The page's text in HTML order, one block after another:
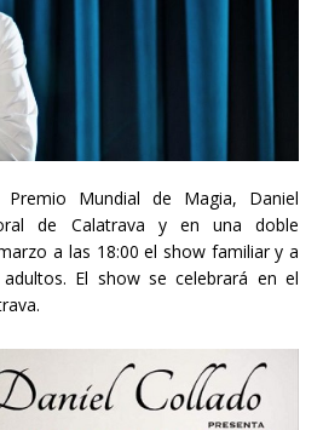
Premio Mundial de Magia, Daniel
de Calatrava y en una doble
a las 18:00 el show familiar y a
El show se celebrará en el